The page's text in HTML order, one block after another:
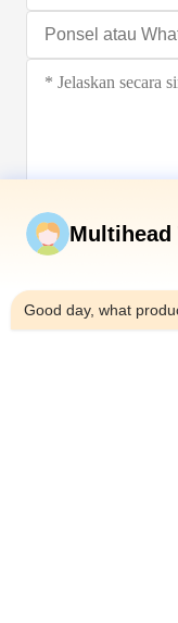
Multihead
Good day, what